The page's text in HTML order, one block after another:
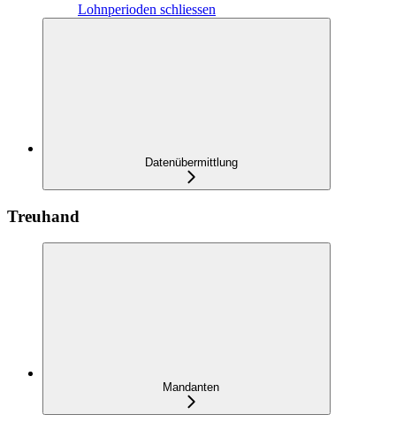
Lohnperioden schliessen
Datenübermittlung
Treuhand
Mandanten